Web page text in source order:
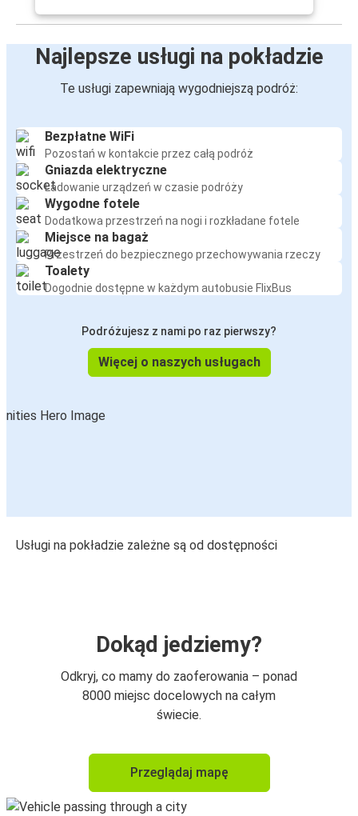
Najlepsze usługi na pokładzie
Te usługi zapewniają wygodniejszą podróż:
Bezpłatne WiFi
Pozostań w kontakcie przez całą podróż
Gniazda elektryczne
Ładowanie urządzeń w czasie podróży
Wygodne fotele
Dodatkowa przestrzeń na nogi i rozkładane fotele
Miejsce na bagaż
Przestrzeń do bezpiecznego przechowywania rzeczy
Toalety
Dogodnie dostępne w każdym autobusie FlixBus
Podróżujesz z nami po raz pierwszy?
Więcej o naszych usługach
Usługi na pokładzie zależne są od dostępności
Dokąd jedziemy?
Odkryj, co mamy do zaoferowania – ponad
8000 miejsc docelowych na całym
świecie.
Przeglądaj mapę